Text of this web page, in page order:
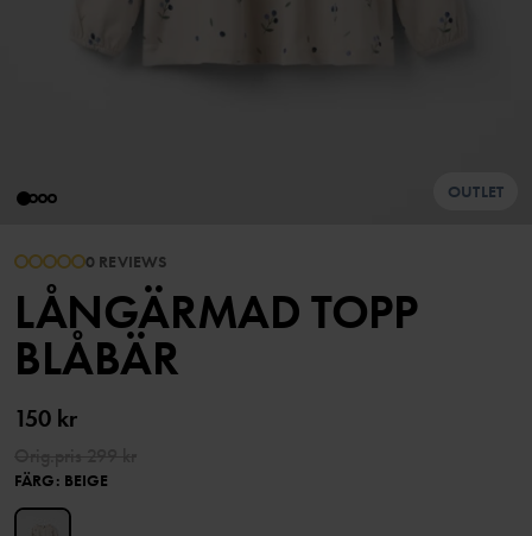
OUTLET
0 REVIEWS
LÅNGÄRMAD TOPP
BLÅBÄR
150 kr
FÄRG: BEIGE